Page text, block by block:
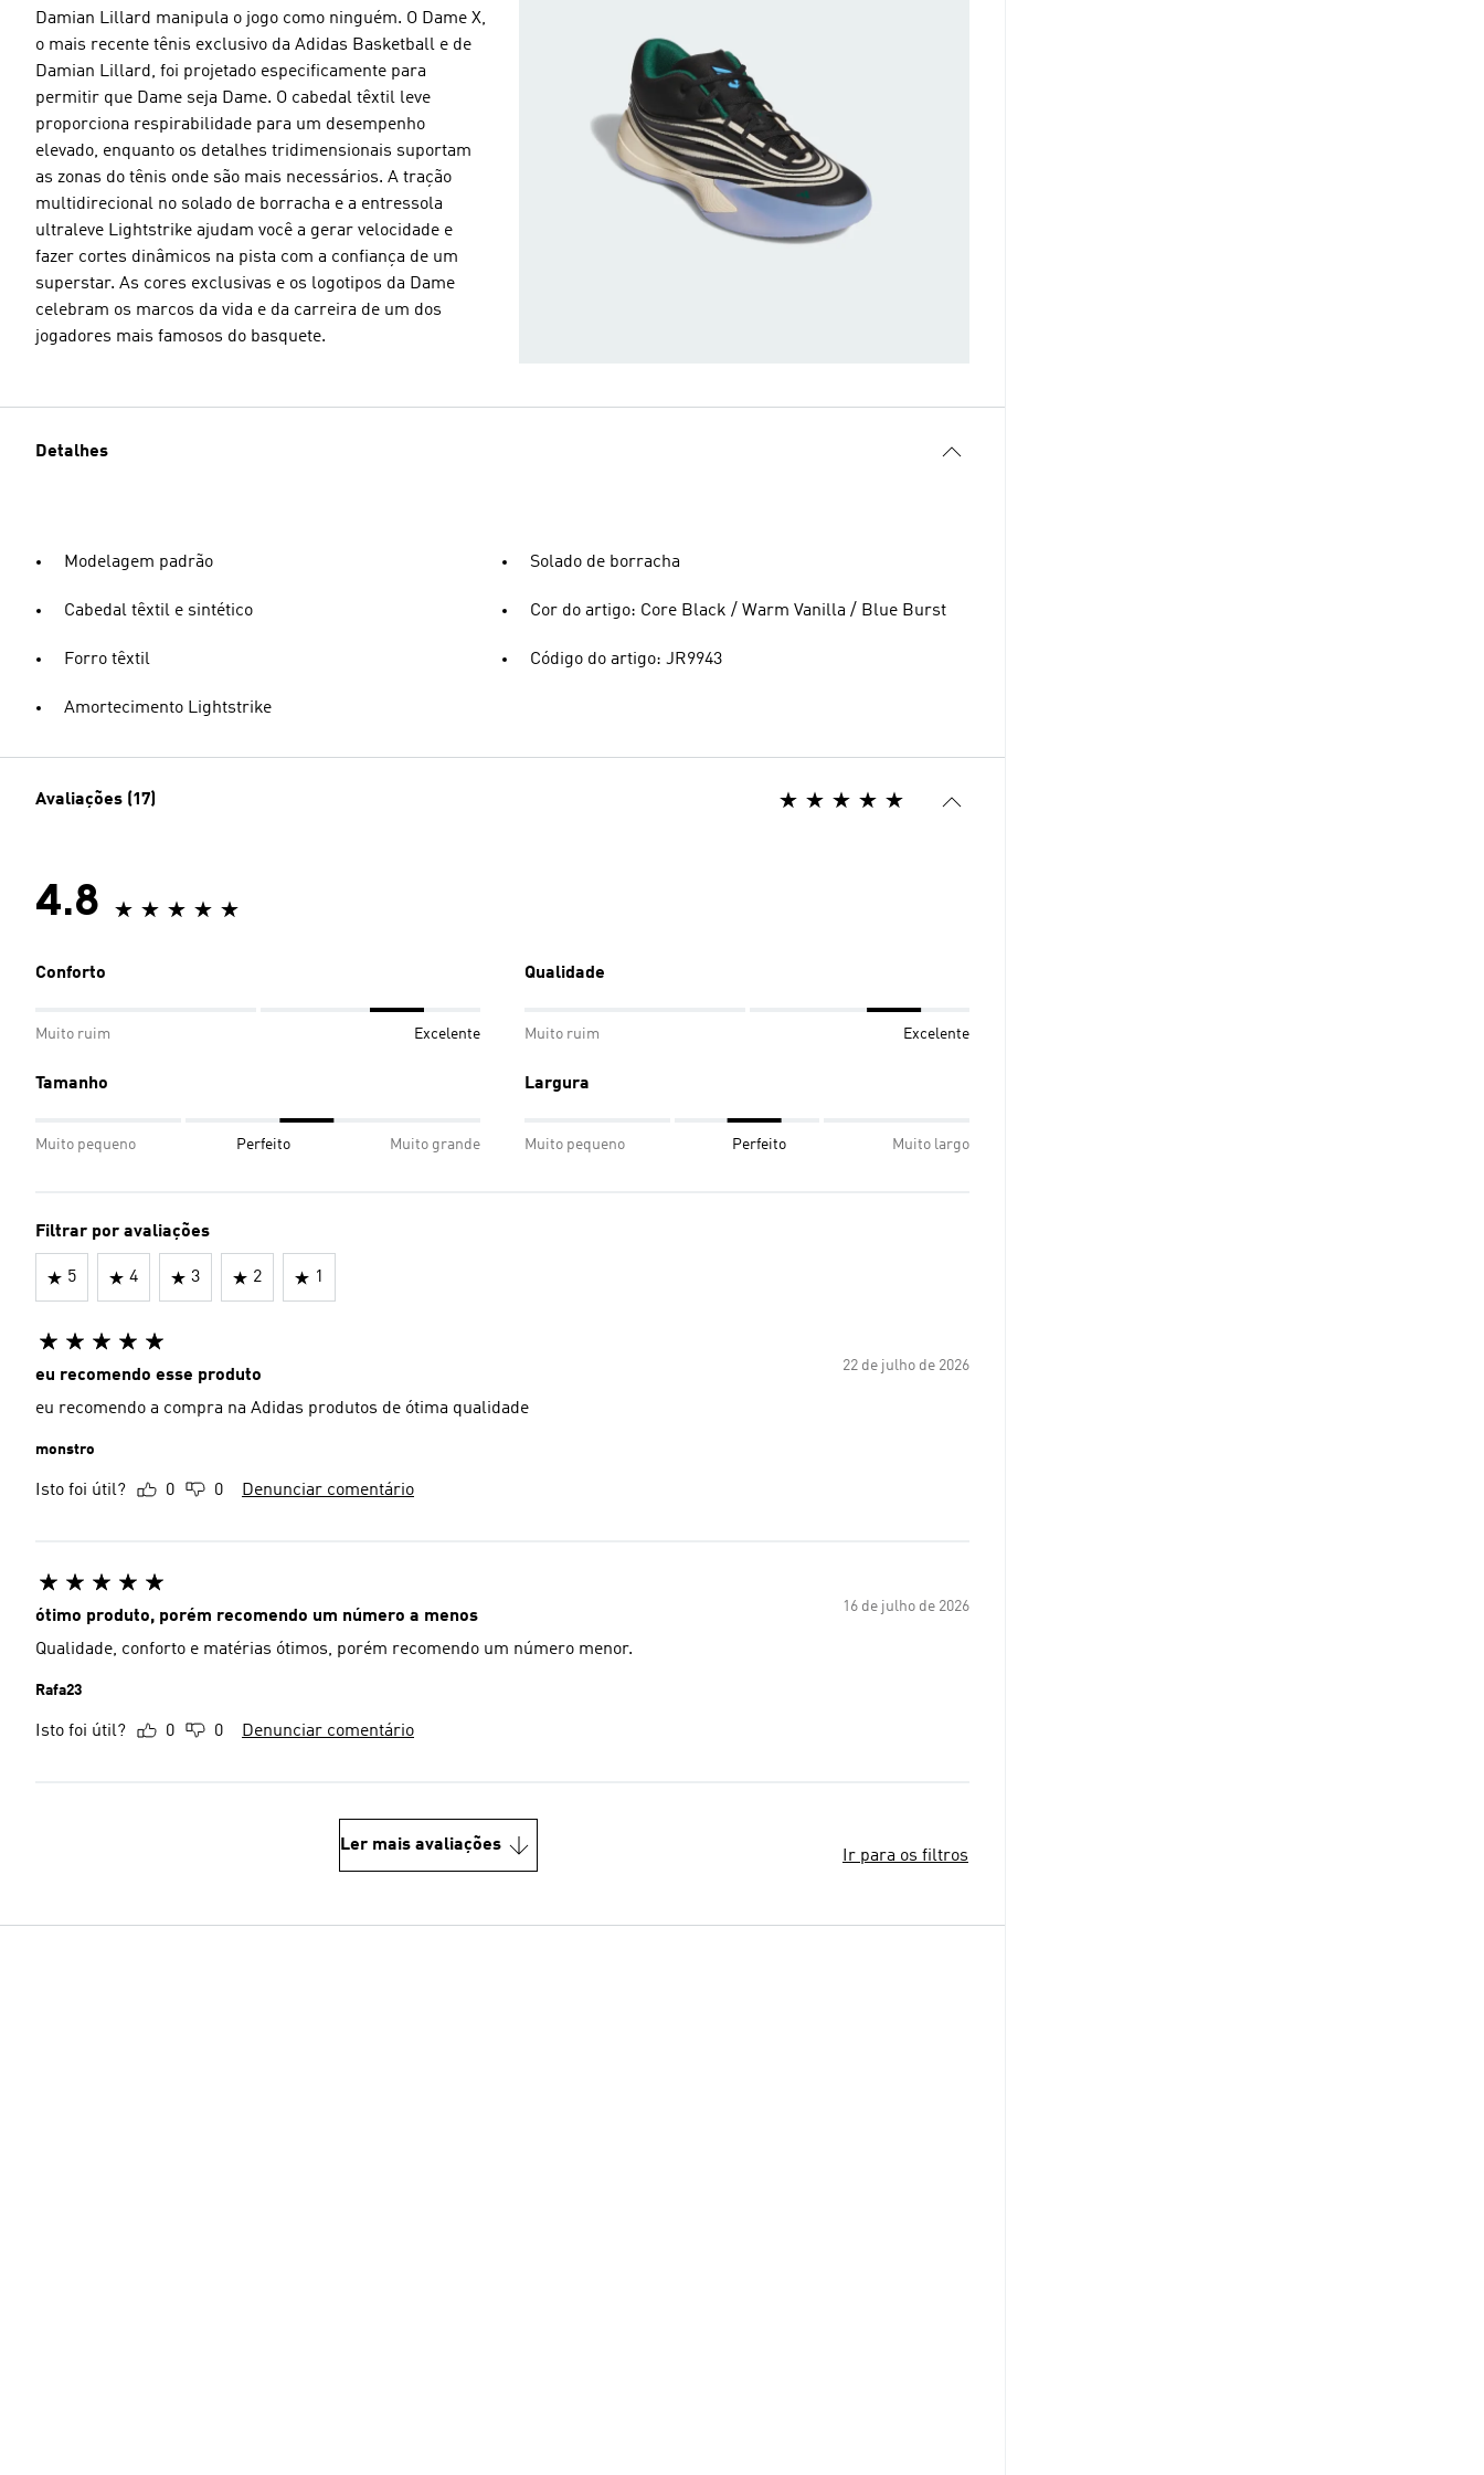
Damian Lillard manipula o jogo como ninguém. O Dame X,
o mais recente tênis exclusivo da Adidas Basketball e de
Damian Lillard, foi projetado especificamente para
permitir que Dame seja Dame. O cabedal têxtil leve
proporciona respirabilidade para um desempenho
elevado, enquanto os detalhes tridimensionais suportam
as zonas do tênis onde são mais necessários. A tração
multidirecional no solado de borracha e a entressola
ultraleve Lightstrike ajudam você a gerar velocidade e
fazer cortes dinâmicos na pista com a confiança de um
superstar. As cores exclusivas e os logotipos da Dame
celebram os marcos da vida e da carreira de um dos
jogadores mais famosos do basquete.
Detalhes
Modelagem padrão
Cabedal têxtil e sintético
Forro têxtil
Amortecimento Lightstrike
Solado de borracha
Cor do artigo: Core Black / Warm Vanilla / Blue Burst
Código do artigo: JR9943
Avaliações (17)
4.8
Conforto
Muito ruim Excelente
Qualidade
Muito ruim Excelente
Tamanho
Muito pequeno Perfeito Muito grande
Largura
Muito pequeno Perfeito Muito largo
Filtrar por avaliações
5 4 3 2 1
22 de julho de 2026
eu recomendo esse produto
eu recomendo a compra na Adidas produtos de ótima qualidade
monstro
Isto foi útil? 0 0 Denunciar comentário
16 de julho de 2026
ótimo produto, porém recomendo um número a menos
Qualidade, conforto e matérias ótimos, porém recomendo um número menor.
Rafa23
Isto foi útil? 0 0 Denunciar comentário
Ler mais avaliações
Ir para os filtros